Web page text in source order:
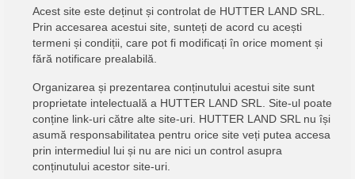
SFATURI PRACTICE
APRECIERI
CONTACT
Acest site este deținut și controlat de HUTTER LAND SRL.
Prin accesarea acestui site, sunteți de acord cu acești
termeni și condiții, care pot fi modificați în orice moment și
fără notificare prealabilă.
Organizarea și prezentarea conținutului acestui site sunt
proprietate intelectuală a HUTTER LAND SRL. Site-ul poate
conține link-uri către alte site-uri. HUTTER LAND SRL nu își
asumă responsabilitatea pentru orice site veți putea accesa
prin intermediul lui și nu are nici un control asupra
conținutului acestor site-uri.